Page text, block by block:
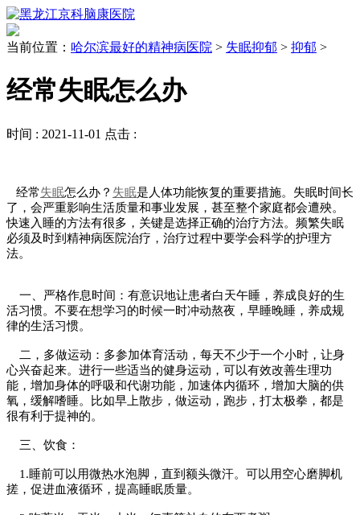
当前位置： 哈尔滨最好的精神病医院 > 失眠抑郁 > 抑郁 >
经常失眠怎么办
时间 : 2021-11-01 点击 :
经常失眠怎么办？ 失眠是人体功能恢复的重要措施。失眠时间长
了，会严重影响生活质量和事业发展，甚至整个家庭都会遭殃。
快速入睡的方法有很多，关键是选择正确的治疗方法。频繁失眠
必须及时到精神病医院治疗，治疗过程中要学会科学的护理方
法。
一、严格作息时间：有意识地让患者白天午睡，养成良好的生
活习惯。不要在想学习的时候一时冲动熬夜，早睡晚睡，养成规
律的生活习惯。
二，多做运动：多参加体育活动，每天不少于一个小时，让身
心兴奋起来。进行一些适当的健身运动，可以有效改善生理功
能，增加身体的呼吸和代谢功能，加速体内循环，增加大脑的供
氧，缓解嗜睡。比如早上散步，做运动，跑步，打太极拳，都是
很有利于提神的。
三、饮食：
1.睡前可以用微热水泡脚，直到额头微汗。可以用空心磨脚机
搓，促进血液循环，提高睡眠质量。